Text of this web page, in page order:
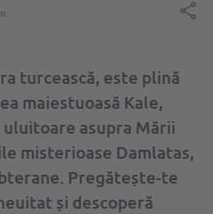
turcească, este plină
maiestuoasă Kale,
asupra Mării
misterioase Damlatas,
Pregătește-te
și descoperă